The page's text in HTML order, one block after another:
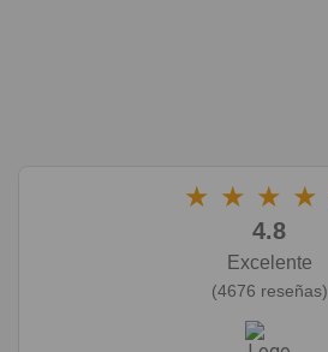
★ ★ ★ ★
4.8
Excelente
(4676 reseñas)